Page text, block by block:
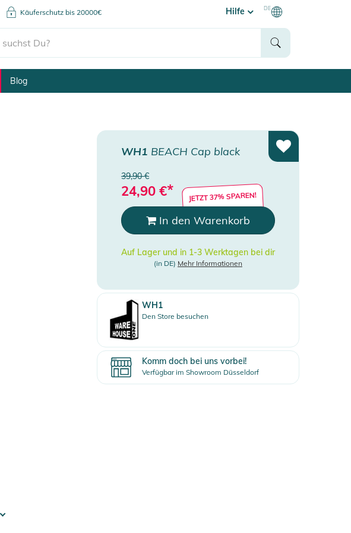
Käuferschutz bis 20000€ Hilfe DE
Blog
WH1 BEACH Cap black
39,90 €
24,90 €* JETZT 37% SPAREN!
In den Warenkorb
Auf Lager und in 1-3 Werktagen bei dir
(in DE) Mehr Informationen
WH1
Den Store besuchen
Komm doch bei uns vorbei!
Verfügbar im Showroom Düsseldorf